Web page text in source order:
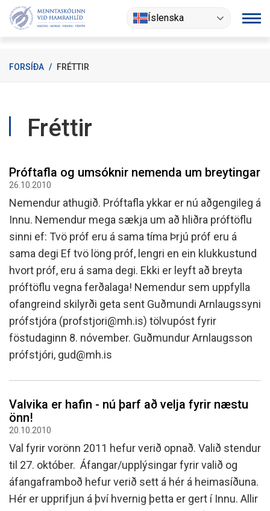
Fara
Íslenska
FORSÍÐA / FRÉTTIR
Fréttir
Próftafla og umsóknir nemenda um breytingar
26.10.2010
Nemendur athugið. Próftafla ykkar er nú aðgengileg á
Innu. Nemendur mega sækja um að hliðra próftöflu
sinni ef: Tvö próf eru á sama tíma Þrjú próf eru á
sama degi Ef tvö löng próf, lengri en ein klukkustund
hvort próf, eru á sama degi. Ekki er leyft að breyta
próftöflu vegna ferðalaga! Nemendur sem uppfylla
ofangreind skilyrði geta sent Guðmundi Arnlaugssyni
prófstjóra (profstjori@mh.is) tölvupóst fyrir
föstudaginn 8. nóvember. Guðmundur Arnlaugsson
prófstjóri, gud@mh.is
Valvika er hafin - nú þarf að velja fyrir næstu
önn!
20.10.2010
Val fyrir vorönn 2011 hefur verið opnað. Valið stendur
til 27. október. Áfangar/upplýsingar fyrir valið og
áfangaframboð hefur verið sett á hér á heimasíðuna.
Hér er upprifjun á því hvernig þetta er gert í Innu. Allir